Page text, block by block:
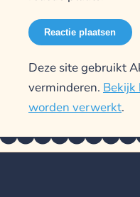
Deze site gebruikt
verminderen. Bekijk
worden verwerkt.